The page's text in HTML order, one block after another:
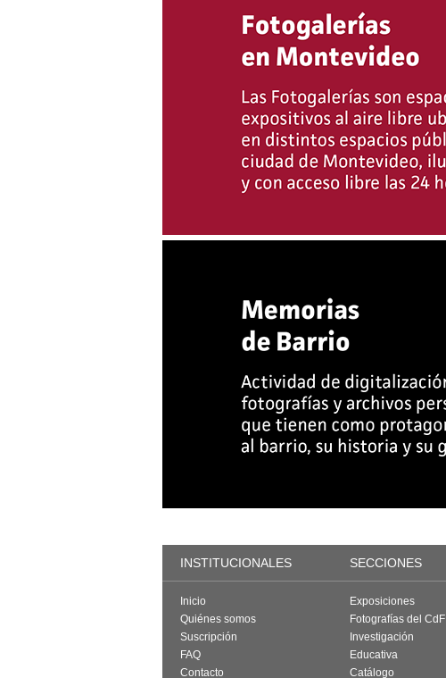
INSTITUCIONALES SECCIONES
Inicio
Quiénes somos
Suscripción
FAQ
Contacto
Exposiciones
Fotografías del CdF
Investigación
Educativa
Catálogo